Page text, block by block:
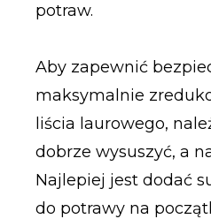
potraw.
Aby zapewnić
maksymalnie
liścia laurowego,
dobrze wysuszyć, a
Najlepiej jest dodać
do potrawy na